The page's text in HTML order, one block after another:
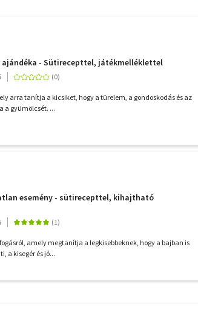
ajándéka - Sütirecepttel, játékmelléklettel
arra tanítja a kicsiket, hogy a türelem, a gondoskodás és az
a gyümölcsét. ...
esemény - sütirecepttel, kihajtható
amely megtanítja a legkisebbeknek, hogy a bajban is
a kisegér és jó...
szűrők